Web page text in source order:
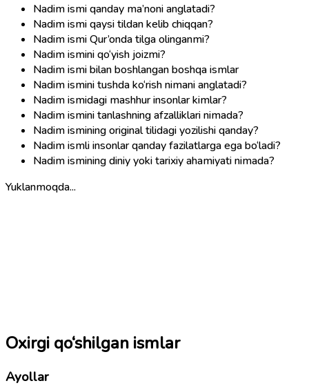
Nadim ismi qanday ma’noni anglatadi?
Nadim ismi qaysi tildan kelib chiqqan?
Nadim ismi Qur’onda tilga olinganmi?
Nadim ismini qo‘yish joizmi?
Nadim ismi bilan boshlangan boshqa ismlar
Nadim ismini tushda ko‘rish nimani anglatadi?
Nadim ismidagi mashhur insonlar kimlar?
Nadim ismini tanlashning afzalliklari nimada?
Nadim ismining original tilidagi yozilishi qanday?
Nadim ismli insonlar qanday fazilatlarga ega bo‘ladi?
Nadim ismining diniy yoki tarixiy ahamiyati nimada?
Yuklanmoqda...
Oxirgi qo‘shilgan ismlar
Ayollar